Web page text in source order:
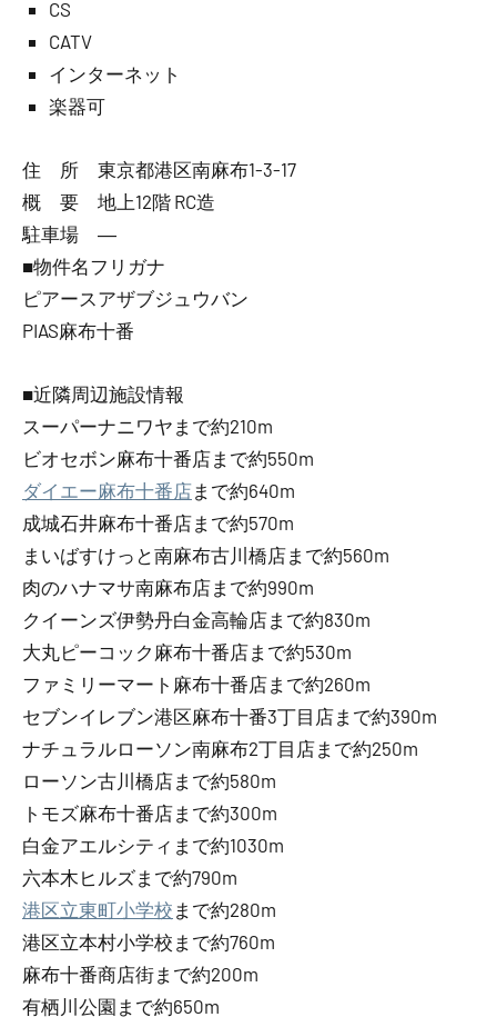
CS
CATV
インターネット
楽器可
住 所 東京都港区南麻布1-3-17
概 要 地上12階 RC造
駐車場 ―
■物件名フリガナ
ピアースアザブジュウバン
PIAS麻布十番
■近隣周辺施設情報
スーパーナニワヤまで約210m
ビオセボン麻布十番店まで約550m
ダイエー麻布十番店まで約640m
成城石井麻布十番店まで約570m
まいばすけっと南麻布古川橋店まで約560m
肉のハナマサ南麻布店まで約990m
クイーンズ伊勢丹白金高輪店まで約830m
大丸ピーコック麻布十番店まで約530m
ファミリーマート麻布十番店まで約260m
セブンイレブン港区麻布十番3丁目店まで約390m
ナチュラルローソン南麻布2丁目店まで約250m
ローソン古川橋店まで約580m
トモズ麻布十番店まで約300m
白金アエルシティまで約1030m
六本木ヒルズまで約790m
港区立東町小学校 まで約280m
港区立本村小学校まで約760m
麻布十番商店街まで約200m
有栖川公園まで約650m